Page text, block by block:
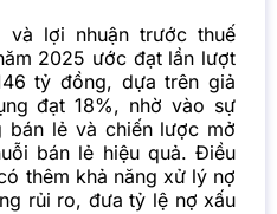
và lợi nhuận trước thuế
2025 ước đạt lần lượt
tỷ đồng, dựa trên giả
đạt 18%, nhờ vào sự
bán lẻ và chiến lược mở
bán lẻ hiệu quả. Điều
thêm khả năng xử lý nợ
rủi ro, đưa tỷ lệ nợ xấu